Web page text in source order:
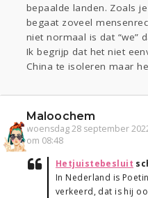
bepaalde landen. Zoals
begaat zoveel
niet normaal is dat “we”
Ik begrijp dat het niet
China te isoleren maar
Maloochem
woensdag 28 september
om 08:48
Hetjuistebesluit
In Nederland is
verkeerd, dat is hij